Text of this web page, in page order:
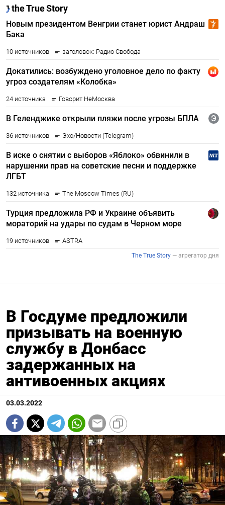
В Госдуме предложили
призывать на военную
службу в Донбасс
задержанных на
антивоенных акциях
03.03.2022